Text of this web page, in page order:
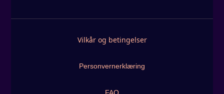
Vilkår og betingelser
Personvernerklæring
FAQ